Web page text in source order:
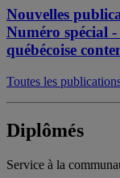
Nouvelles
Numéro spécial
québécoise
Toutes les
Diplômés
Service à la